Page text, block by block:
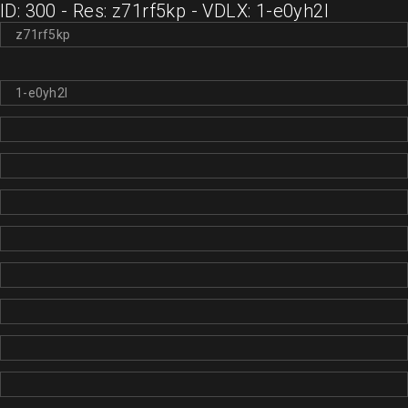
ID: 300 - Res: z71rf5kp - VDLX: 1-e0yh2l